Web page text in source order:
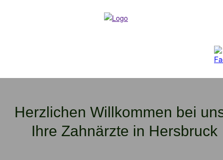
Herzlichen Willkommen bei
Ihre Zahnärzte in Hersbruck